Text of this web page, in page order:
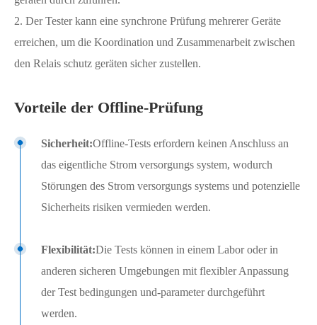
2. Der Tester kann eine synchrone Prüfung mehrerer Geräte
erreichen, um die Koordination und Zusammenarbeit zwischen
den Relais schutz geräten sicher zustellen.
Vorteile der Offline-Prüfung
Sicherheit:Offline-Tests erfordern keinen Anschluss an
das eigentliche Strom versorgungs system, wodurch
Störungen des Strom versorgungs systems und potenzielle
Sicherheits risiken vermieden werden.
Flexibilität:Die Tests können in einem Labor oder in
anderen sicheren Umgebungen mit flexibler Anpassung
der Test bedingungen und-parameter durchgeführt
werden.